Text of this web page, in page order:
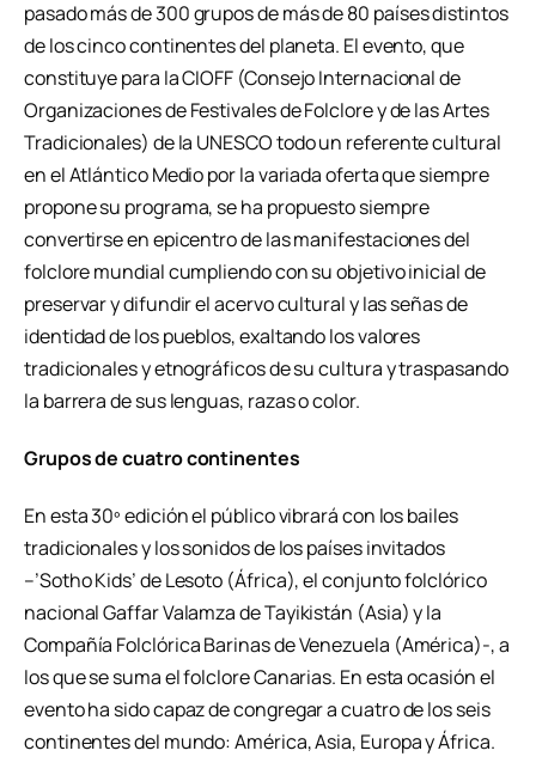
pasado más de 300 grupos de más de 80 países distintos
de los cinco continentes del planeta. El evento, que
constituye para la CIOFF (Consejo Internacional de
Organizaciones de Festivales de Folclore y de las Artes
Tradicionales) de la UNESCO todo un referente cultural
en el Atlántico Medio por la variada oferta que siempre
propone su programa, se ha propuesto siempre
convertirse en epicentro de las manifestaciones del
folclore mundial cumpliendo con su objetivo inicial de
preservar y difundir el acervo cultural y las señas de
identidad de los pueblos, exaltando los valores
tradicionales y etnográficos de su cultura y traspasando
la barrera de sus lenguas, razas o color.
Grupos de cuatro continentes
En esta 30º edición el público vibrará con los bailes
tradicionales y los sonidos de los países invitados
–’Sotho Kids’ de Lesoto (África), el conjunto folclórico
nacional Gaffar Valamza de Tayikistán (Asia) y la
Compañía Folclórica Barinas de Venezuela (América)-, a
los que se suma el folclore Canarias. En esta ocasión el
evento ha sido capaz de congregar a cuatro de los seis
continentes del mundo: América, Asia, Europa y África.